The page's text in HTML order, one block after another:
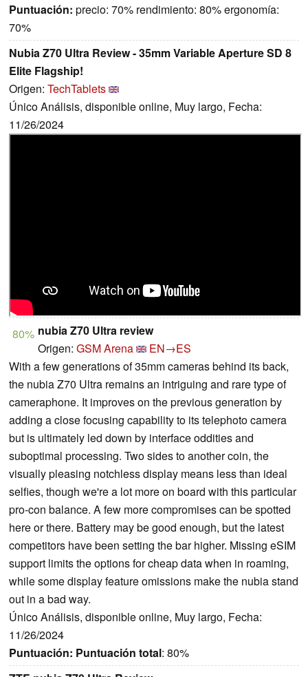
Puntuación: precio: 70% rendimiento: 80% ergonomía:
70%
Nubia Z70 Ultra Review - 35mm Variable Aperture SD 8
Elite Flagship!
Origen: TechTablets
Único Análisis, disponible online, Muy largo, Fecha:
11/26/2024
80% nubia Z70 Ultra review
Origen: GSM Arena
EN→ES
With a few generations of 35mm cameras behind its back,
the nubia Z70 Ultra remains an intriguing and rare type of
cameraphone. It improves on the previous generation by
adding a close focusing capability to its telephoto camera
but is ultimately led down by interface oddities and
suboptimal processing. Two sides to another coin, the
visually pleasing notchless display means less than ideal
selfies, though we're a lot more on board with this particular
pro-con balance. A few more compromises can be spotted
here or there. Battery may be good enough, but the latest
competitors have been setting the bar higher. Missing eSIM
support limits the options for cheap data when in roaming,
while some display feature omissions make the nubia stand
out in a bad way.
Único Análisis, disponible online, Muy largo, Fecha:
11/26/2024
Puntuación: Puntuación total: 80%